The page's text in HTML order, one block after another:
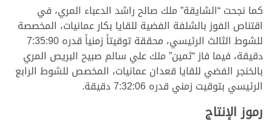
كما نجحت “الشايقة” ملك صالح راشد الدعباء المري، في
اقتناص الفوز بالشلفة الفضية للقايا بكار عمانيات، المخصصة
للشوط الثالث الرئيسي، محققة توقيتاً زمنياً قدره 7:35:90
دقيقة، فيما فاز “ثمين” ملك علي سالم صبيح البريص المري
بالخنجر الفضي للقايا قعدان عمانيات، المخصص للشوط الرابع
الرئيسي بتوقيت زمني قدره 7:32:06 دقيقة.
رموز الإنتاج